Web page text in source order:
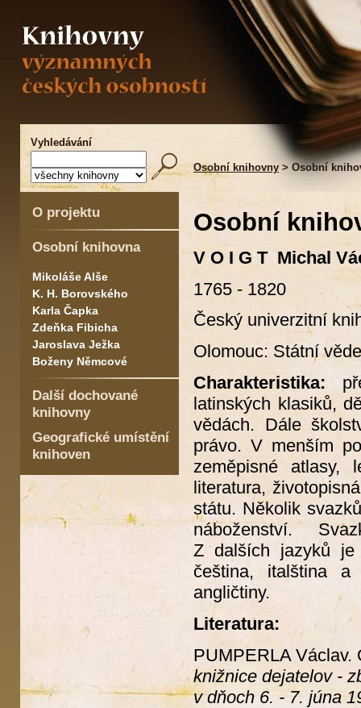
Vyhledávání
Osobní knihovny > Osobní
O projektu
Osobní knihovna
Mikoláše Alše
K. H. Borovského
Karla Čapka
Zdeňka Fibicha
Jaroslava Ježka
Boženy Němcové
Další dochované
knihovny
Geografické umístění
knihoven
Osobní
V O I G T Michal
1765 - 1820
Český univerzitní
Olomouc: Státní
Charakteristika:
latinských klasiků,
vědách. Dále
právo. V menším
zeměpisné atlasy,
literatura,
státu. Několik
náboženství.
Z dalších jazyků je
čeština, italština
angličtiny.
Literatura:
PUMPERLA
knižnice dejatelov -
v dňoch 6. - 7. júna